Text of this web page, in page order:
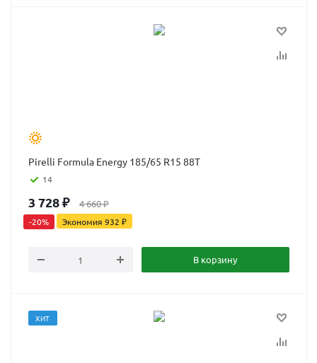
Pirelli Formula Energy 185/65 R15 88T
14
3 728₽ 4 660₽
-20% Экономия 932 ₽
В корзину
ХИТ